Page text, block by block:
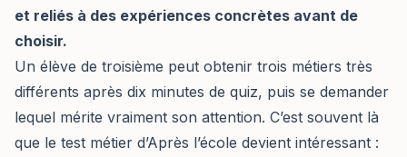
et reliés à des expériences concrètes avant de
choisir.
Un élève de troisième peut obtenir trois métiers très
différents après dix minutes de quiz, puis se demander
lequel mérite vraiment son attention. C’est souvent là
que le test métier d’Après l’école devient intéressant :